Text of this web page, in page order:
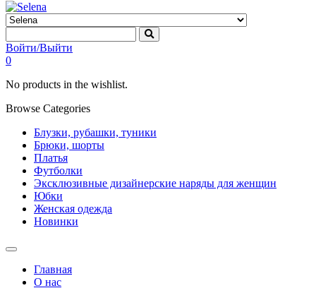
Selena
Интернет-магазин
Войти/Выйти
0
No products in the wishlist.
Browse Categories
Блузки, рубашки, туники
Брюки, шорты
Платья
Футболки
Эксклюзивные дизайнерские наряды для женщин
Юбки
Женская одежда
Новинки
Главная
О нас